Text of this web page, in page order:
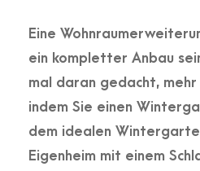
Eine
ein kompletter Anbau
mal daran gedacht, mehr
indem Sie einen
dem idealen
Eigenheim mit einem